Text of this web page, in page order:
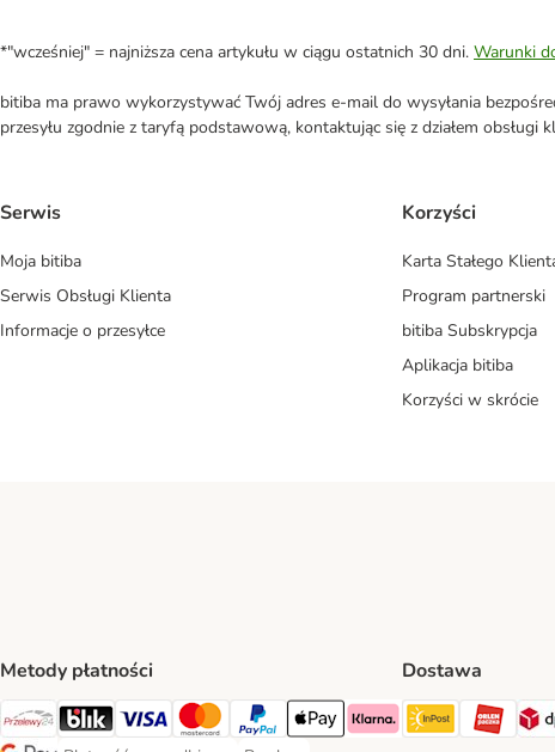
*"wcześniej" = najniższa cena artykułu w ciągu ostatnich 30 dni. Warunki
bitiba ma prawo wykorzystywać Twój adres e-mail do wysyłania
przesyłu zgodnie z taryfą podstawową, kontaktując się z działem obsługi
Serwis
Moja bitiba
Serwis Obsługi Klienta
Informacje o przesyłce
Korzyści
Karta Stałego
Program partnerski
bitiba Subskrypcja
Aplikacja bitiba
Korzyści w skrócie
Metody płatności
Przelewy24 Payment Method
Blik Payment Method
VISA Payment Method
MasterCard Payment Method
PayPal Payment Method
Apple Pay Payment Method
Klarna Payment Method
Dostawa
InPost